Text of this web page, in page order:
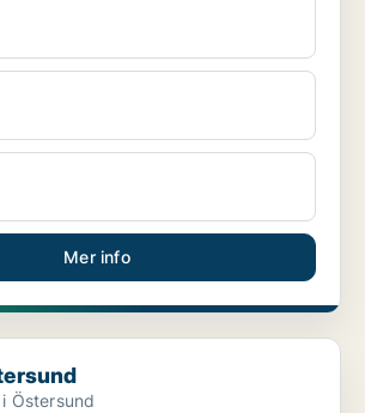
Mer info
Östersund